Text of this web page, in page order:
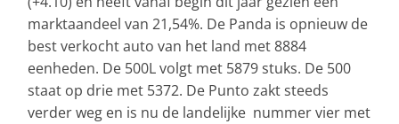
marktaandeel van 21,54%. De Panda is opnieuw de
best verkocht auto van het land met 8884
eenheden. De 500L volgt met 5879 stuks. De 500
staat op drie met 5372. De Punto zakt steeds
verder weg en is nu de landelijke nummer vier met